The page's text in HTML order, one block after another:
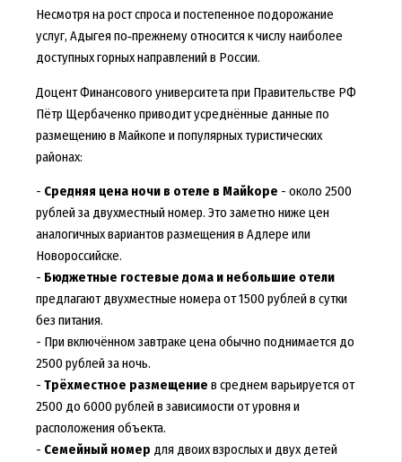
Несмотря на рост спроса и постепенное подорожание
услуг, Адыгея по‑прежнему относится к числу наиболее
доступных горных направлений в России.
Доцент Финансового университета при Правительстве РФ
Пётр Щербаченко приводит усреднённые данные по
размещению в Майкопе и популярных туристических
районах:
- Средняя цена ночи в отеле в Майkopе - около 2500
рублей за двухместный номер. Это заметно ниже цен
аналогичных вариантов размещения в Адлере или
Новороссийске.
- Бюджетные гостевые дома и небольшие отели
предлагают двухместные номера от 1500 рублей в сутки
без питания.
- При включённом завтраке цена обычно поднимается до
2500 рублей за ночь.
- Трёхместное размещение в среднем варьируется от
2500 до 6000 рублей в зависимости от уровня и
расположения объекта.
- Семейный номер для двоих взрослых и двух детей